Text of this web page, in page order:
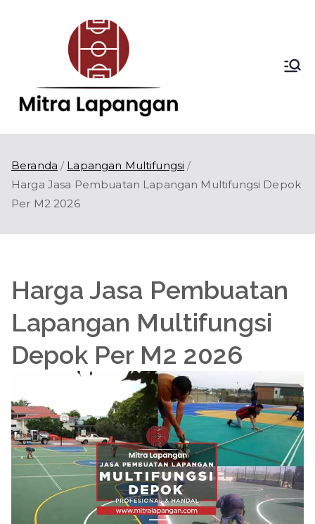
an
Beranda
Lapangan Multifungsi
Harga Jasa Pembuatan Lapangan Multifungsi Depok
Per M2 2026
Harga Jasa Pembuatan
Lapangan Multifungsi
Depok Per M2 2026